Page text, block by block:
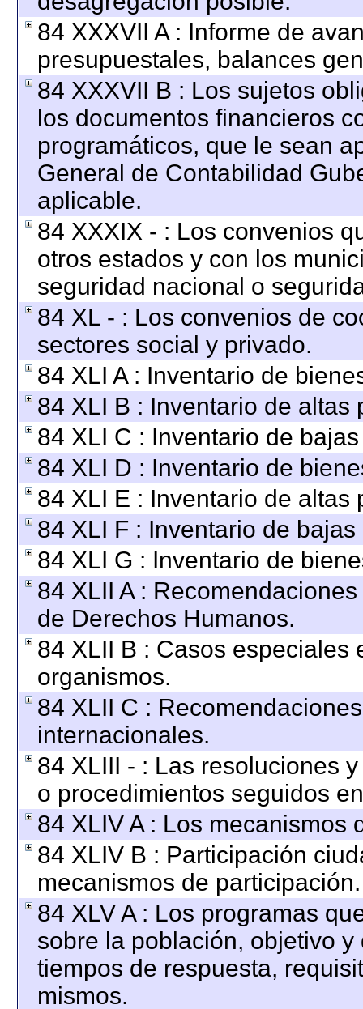
84 XXXVII A : Informe de
presupuestales, balances
84 XXXVII B : Los sujetos
los documentos financieros
programáticos, que le sean
General de Contabilidad
aplicable.
84 XXXIX - : Los convenios
otros estados y con los
seguridad nacional o
84 XL - : Los convenios de
sectores social y privado.
84 XLI A : Inventario de
84 XLI B : Inventario de
84 XLI C : Inventario de
84 XLI D : Inventario de
84 XLI E : Inventario de
84 XLI F : Inventario de
84 XLI G : Inventario de
84 XLII A :
de Derechos Humanos.
84 XLII B : Casos especiales
organismos.
84 XLII C :
internacionales.
84 XLIII - : Las resoluciones
o procedimientos seguidos
84 XLIV A : Los mecanismos
84 XLIV B : Participación
mecanismos de participación.
84 XLV A : Los programas
sobre la población, objetivo
tiempos de respuesta,
mismos.